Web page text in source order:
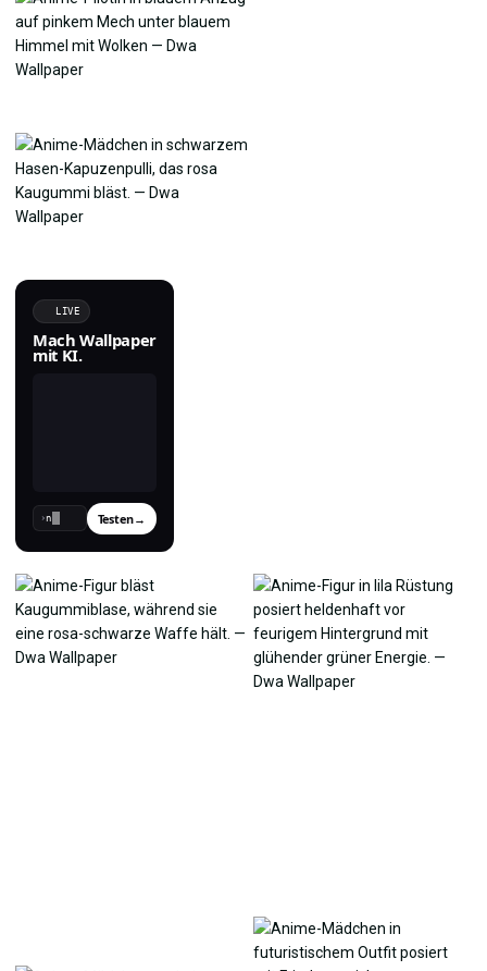
LIVE
Mach Wallpaper
mit KI.
› Testen